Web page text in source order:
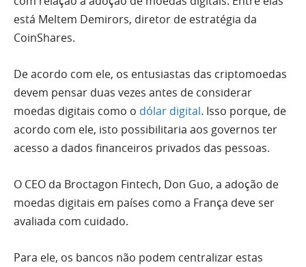
está Meltem Demirors, diretor de estratégia da
CoinShares.
De acordo com ele, os entusiastas das criptomoedas
devem pensar duas vezes antes de considerar
moedas digitais como o dólar digital. Isso porque, de
acordo com ele, isto possibilitaria aos governos ter
acesso a dados financeiros privados das pessoas.
O CEO da Broctagon Fintech, Don Guo, a adoção de
moedas digitais em países como a França deve ser
avaliada com cuidado.
Para ele, os bancos não podem centralizar estas